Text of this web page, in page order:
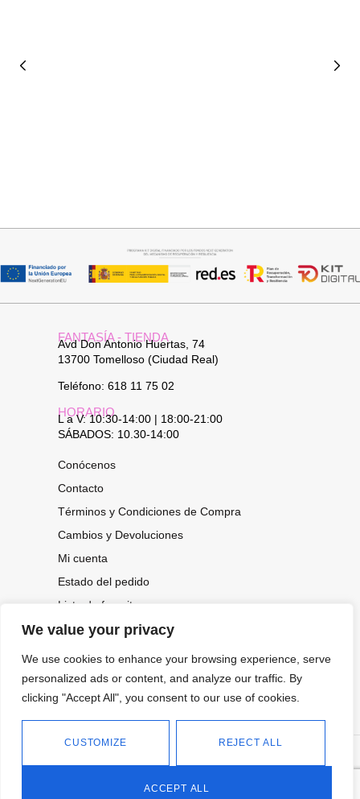
We value your privacy
We use cookies to enhance your browsing experience, serve
personalized ads or content, and analyze our traffic. By
clicking "Accept All", you consent to our use of cookies.
CUSTOMIZE REJECT ALL
ACCEPT ALL
FANTASÍA - TIENDA
Avd Don Antonio Huertas, 74
13700 Tomelloso (Ciudad Real)
Teléfono: 618 11 75 02
HORARIO
L a V: 10:30-14:00 | 18:00-21:00
SÁBADOS: 10.30-14:00
Conócenos
Contacto
Términos y Condiciones de Compra
Cambios y Devoluciones
Mi cuenta
Estado del pedido
Lista de favoritos
CONOCE NUESTRAS NOVEDADES,
OFERTAS...
2026.